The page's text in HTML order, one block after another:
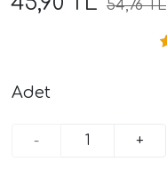
54,76 TL
Adet
- +